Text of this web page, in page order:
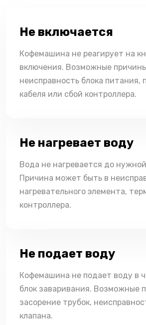
Не включается
Кофемашина не реагирует на
включения. Возможные
неисправность блока питания,
кабеля или сбой контроллера.
Не нагревает воду
Вода не нагревается до
Причина может быть в
нагревательного элемента,
контроллера.
Не подает воду
Кофемашина не подает воду в
блок заваривания. Возможные
засорение трубок,
клапана.